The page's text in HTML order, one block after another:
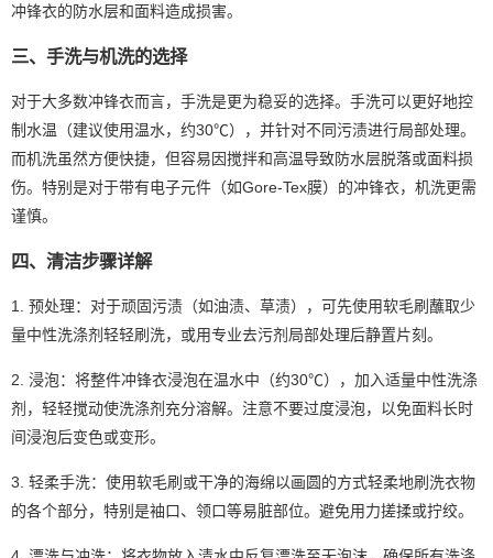
冲锋衣的防水层和面料造成损害。
三、手洗与机洗的选择
对于大多数冲锋衣而言，手洗是更为稳妥的选择。手洗可以更好地控
制水温（建议使用温水，约30℃），并针对不同污渍进行局部处理。
而机洗虽然方便快捷，但容易因搅拌和高温导致防水层脱落或面料损
伤。特别是对于带有电子元件（如Gore-Tex膜）的冲锋衣，机洗更需
谨慎。
四、清洁步骤详解
1. 预处理：对于顽固污渍（如油渍、草渍），可先使用软毛刷蘸取少
量中性洗涤剂轻轻刷洗，或用专业去污剂局部处理后静置片刻。
2. 浸泡：将整件冲锋衣浸泡在温水中（约30℃），加入适量中性洗涤
剂，轻轻搅动使洗涤剂充分溶解。注意不要过度浸泡，以免面料长时
间浸泡后变色或变形。
3. 轻柔手洗：使用软毛刷或干净的海绵以画圆的方式轻柔地刷洗衣物
的各个部分，特别是袖口、领口等易脏部位。避免用力搓揉或拧绞。